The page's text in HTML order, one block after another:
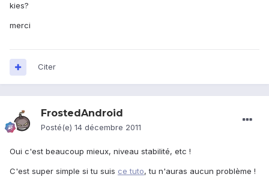
kies?
merci
Citer
FrostedAndroid
Posté(e) 14 décembre 2011
Oui c'est beaucoup mieux, niveau stabilité, etc !
C'est super simple si tu suis ce tuto, tu n'auras aucun problème !